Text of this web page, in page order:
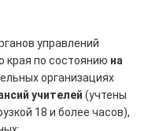
управлений
края по состоянию на
организациях
учителей (учтены
18 и более часов),